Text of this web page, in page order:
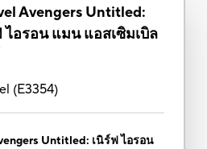
Avengers Untitled:
ไอรอน แมน แอสเซิมเบิล
(E3354)
Untitled: เนิร์ฟ ไอรอน